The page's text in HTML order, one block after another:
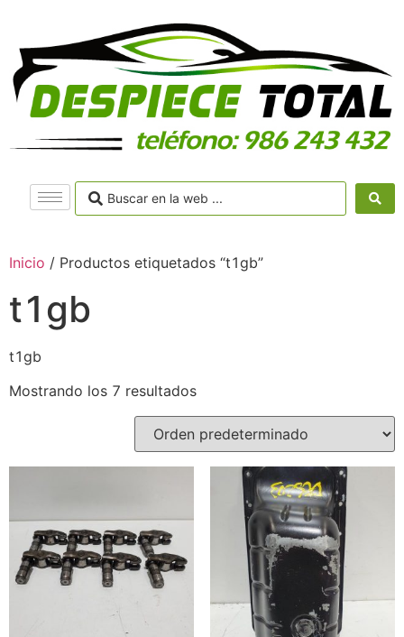
Inicio / Productos etiquetados “t1gb”
t1gb
t1gb
Mostrando los 7 resultados